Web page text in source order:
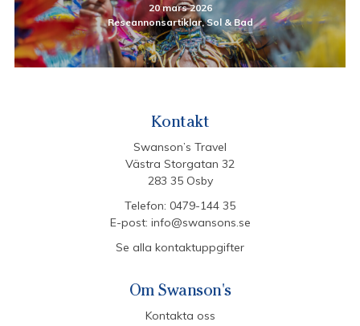
20 mars 2026
Reseannonsartiklar, Sol & Bad
Kontakt
Swanson’s Travel
Västra Storgatan 32
283 35 Osby
Telefon: 0479-144 35
E-post: info@swansons.se
Se alla kontaktuppgifter
Om Swanson's
Kontakta oss